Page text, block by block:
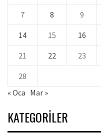
7 8 9
14 15 16
21 22 23
28
« Oca Mar »
KATEGORILER